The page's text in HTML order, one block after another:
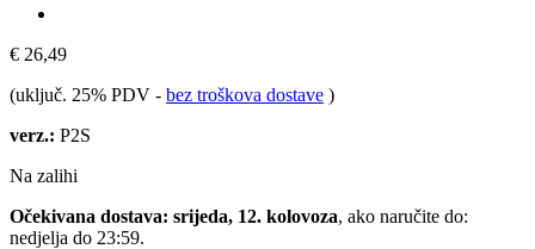
€ 26,49
(uključ. 25% PDV - bez troškova dostave )
verz.: P2S
Na zalihi
Očekivana dostava: srijeda, 12. kolovoza, ako naručite do:
nedjelja do 23:59.